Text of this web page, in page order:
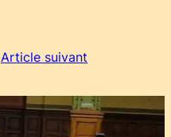
Article suivant